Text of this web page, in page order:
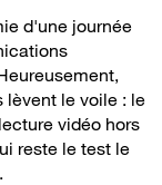
d'une journée
lèvent le voile : le
vidéo hors
reste le test le